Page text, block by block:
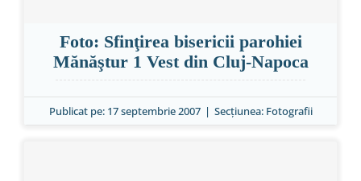
Foto: Sfinţirea bisericii parohiei
Mănăştur 1 Vest din Cluj-Napoca
Publicat pe: 17 septembrie 2007 | Secțiunea: Fotografii